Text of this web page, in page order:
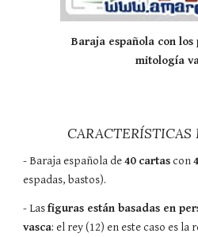
Baraja española con los
mitología
CARACTERÍSTICAS
- Baraja española de 40 cartas con
espadas, bastos).
- Las figuras están basadas en
vasca: el rey (12) en este caso es la